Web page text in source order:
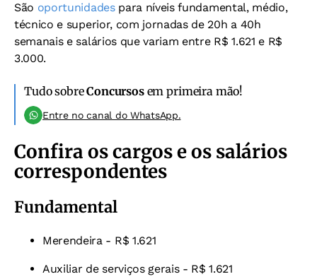
São oportunidades para níveis fundamental, médio,
técnico e superior, com jornadas de 20h a 40h
semanais e salários que variam entre R$ 1.621 e R$
3.000.
Tudo sobreConcursosem primeira mão!
Entre no canal do WhatsApp.
Confira os cargos e os salários
correspondentes
Fundamental
Merendeira - R$ 1.621
Auxiliar de serviços gerais - R$ 1.621